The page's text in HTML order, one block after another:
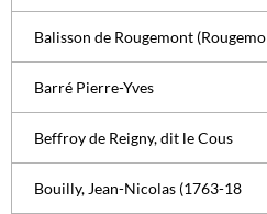
Balisson de Rougemont (Rougemo
Barré Pierre-Yves
Beffroy de Reigny, dit le Cous
Bouilly, Jean-Nicolas (1763-18